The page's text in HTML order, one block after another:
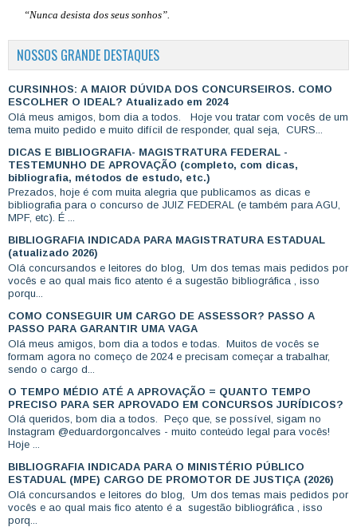
“Nunca desista dos seus sonhos”.
NOSSOS GRANDE DESTAQUES
CURSINHOS: A MAIOR DÚVIDA DOS CONCURSEIROS. COMO
ESCOLHER O IDEAL? Atualizado em 2024
Olá meus amigos, bom dia a todos. Hoje vou tratar com vocês de um
tema muito pedido e muito difícil de responder, qual seja, CURS...
DICAS E BIBLIOGRAFIA- MAGISTRATURA FEDERAL -
TESTEMUNHO DE APROVAÇÃO (completo, com dicas,
bibliografia, métodos de estudo, etc.)
Prezados, hoje é com muita alegria que publicamos as dicas e
bibliografia para o concurso de JUIZ FEDERAL (e também para AGU,
MPF, etc). É ...
BIBLIOGRAFIA INDICADA PARA MAGISTRATURA ESTADUAL
(atualizado 2026)
Olá concursandos e leitores do blog, Um dos temas mais pedidos por
vocês e ao qual mais fico atento é a sugestão bibliográfica , isso
porqu...
COMO CONSEGUIR UM CARGO DE ASSESSOR? PASSO A
PASSO PARA GARANTIR UMA VAGA
Olá meus amigos, bom dia a todos e todas. Muitos de vocês se
formam agora no começo de 2024 e precisam começar a trabalhar,
sendo o cargo d...
O TEMPO MÉDIO ATÉ A APROVAÇÃO = QUANTO TEMPO
PRECISO PARA SER APROVADO EM CONCURSOS JURÍDICOS?
Olá queridos, bom dia a todos. Peço que, se possível, sigam no
Instagram @eduardorgoncalves - muito conteúdo legal para vocês!
Hoje ...
BIBLIOGRAFIA INDICADA PARA O MINISTÉRIO PÚBLICO
ESTADUAL (MPE) CARGO DE PROMOTOR DE JUSTIÇA (2026)
Olá concursandos e leitores do blog, Um dos temas mais pedidos por
vocês e ao qual mais fico atento é a sugestão bibliográfica , isso
porq...